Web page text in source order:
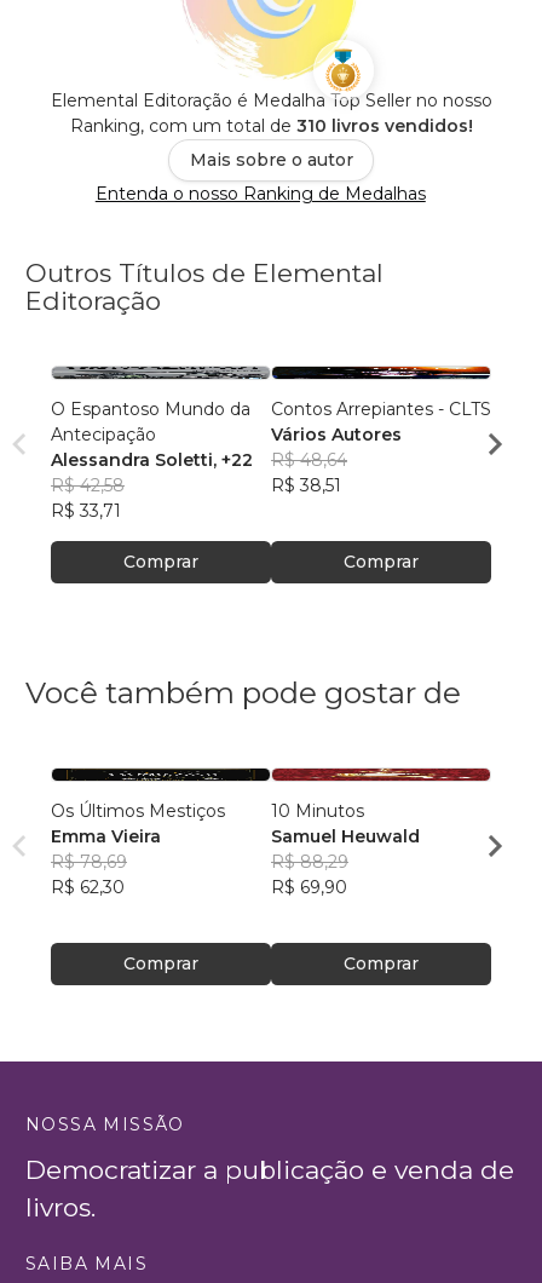
Elemental Editoração é Medalha Top Seller no nosso
Ranking, com um total de 310 livros vendidos!
Mais sobre o autor
Entenda o nosso Ranking de Medalhas
Outros Títulos de Elemental
Editoração
O Espantoso Mundo da
Antecipação
Alessandra Soletti, +22
R$ 42,58
R$ 33,71
Comprar
Contos Arrepiantes - CLTS
Vários Autores
R$ 48,64
R$ 38,51
Comprar
R$
Você também pode gostar de
Os Últimos Mestiços
Emma Vieira
R$ 78,69
R$ 62,30
Comprar
10 Minutos
Samuel Heuwald
R$ 88,29
R$ 69,90
Comprar
NOSSA MISSÃO
Democratizar a publicação e venda de
livros.
SAIBA MAIS